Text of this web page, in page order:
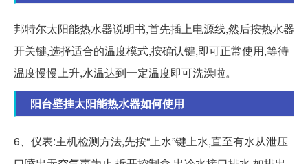
邦特尔太阳能热水器说明书,首先插上电源线,然后按热水器
开关键,选择适合的温度模式,按确认键,即可正常使用,等待
温度慢慢上升,水温达到一定温度即可洗澡啦。
阳台壁挂太阳能热水器如何使用
6、仪表:主机检测方法,先按“上水”键上水,直至有水从泄压